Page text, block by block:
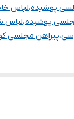
پوشیده،لباس
پوشیده،لباس
،پیراهن مجلسی